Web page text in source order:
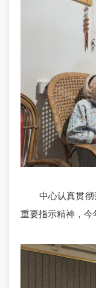
中心认真贯彻
重要指示精神，今